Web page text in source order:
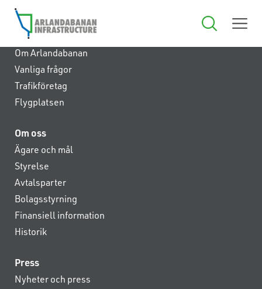
Anläggningen
Om Arlandabanan
Vanliga frågor
Trafikföretag
Flygplatsen
Om oss
Ägare och mål
Styrelse
Avtalsparter
Bolagsstyrning
Finansiell information
Historik
Press
Nyheter och press